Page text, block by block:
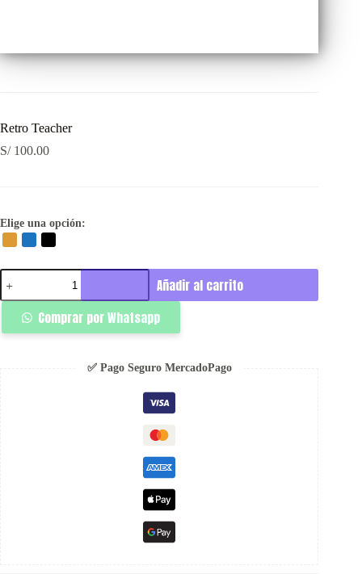
Retro Teacher
S/100.00
Elige una opción:
Retro
Teacher
cantidad
Añadir al carrito
Comprar por Whatsapp
✅ Pago Seguro MercadoPago